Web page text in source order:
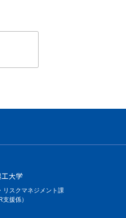
大学
スクマネジメント課
援係）